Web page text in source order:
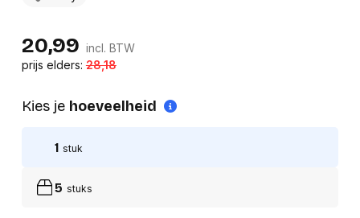
20,99 incl. BTW
prijs elders:28,18
Kies je hoeveelheid
1 stuk
5 stuks